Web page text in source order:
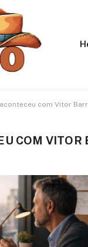
com Vitor
COM